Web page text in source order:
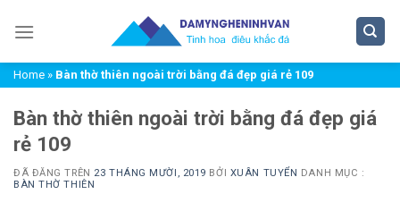
đến
dungHome » Bàn thờ thiên ngoài trời bằng đá đẹp giá rẻ 109
Bàn thờ thiên ngoài trời bằng đá đẹp giá
rẻ 109
ĐÃ ĐĂNG TRÊN 23 THÁNG MƯỜI, 2019 BỞI XUÂN TUYỂN
DANH MỤC :
BÀN THỜ THIÊN